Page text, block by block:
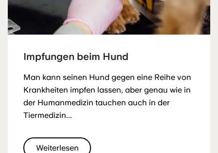
Impfungen beim Hund
Man kann seinen Hund gegen eine Reihe von
Krankheiten impfen lassen, aber genau wie in
der Humanmedizin tauchen auch in der
Tiermedizin...
Weiterlesen